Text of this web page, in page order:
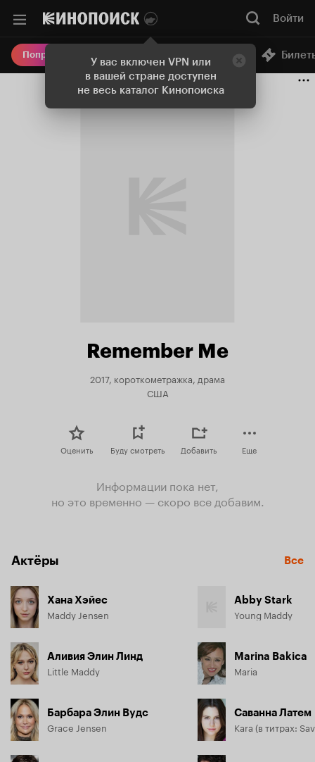
У вас включен VPN или
в вашей стране доступен
не весь каталог Кинопоиска
Войти
Попробовать Плюс Онлайн-кинотеатр
Remember Me
2017, короткометражка, драма
США
Оценить Буду смотреть Добавить Еще
Информации пока нет,
но это временно — скоро все добавим.
Актёры Все
Хана Хэйес
Maddy Jensen
Аливия Элин Линд
Little Maddy
Барбара Элин Вудс
Grace Jensen
Abby Stark
Young Maddy
Marina Bakica
Maria
Саванна Латем